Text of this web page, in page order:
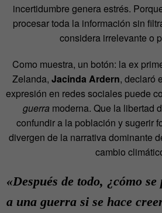
incertidumbre genera estrés.
procesar toda la información sin
considera irrelevante o
Como muestra, un botón: la ex
Zelanda, Jacinda Ardern, declaró
expresión en redes sociales puede
guerra moderna. Que la libertad
confundir a la población y sugerir
divergen de la narrativa dominante
cambio
«Después de todo, ¿cómo
a una guerra si se hace